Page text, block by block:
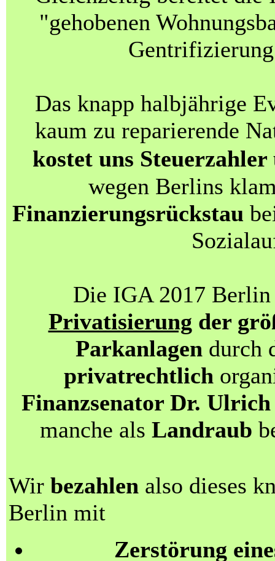
"gehobenen
Das knapp halbjährige
kaum zu reparierende
kostet uns
wegen Berlins
Finanzierungsrückstau
Die IGA 2017
Privatisierung der
Parkanlagendurch
privatrechtlich
Finanzsenator Dr.
manche als Landraub
Wir bezahlen also dieses
Berlin mit
Zerstörung